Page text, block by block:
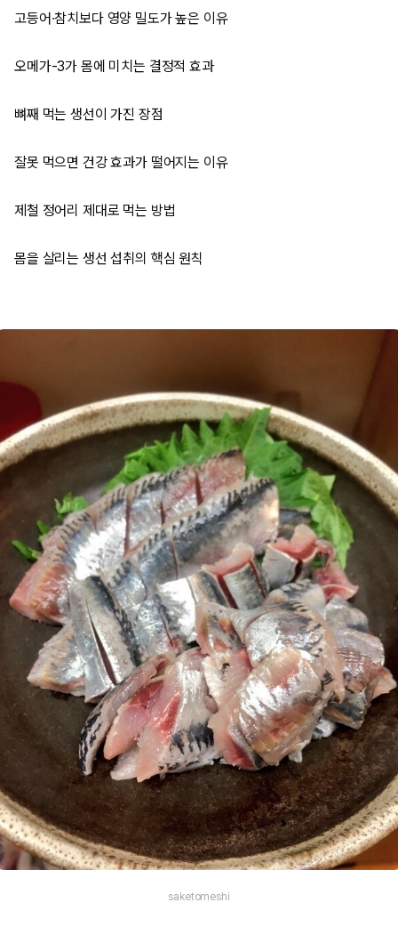
고등어·참치보다 영양 밀도가 높은 이유
오메가-3가 몸에 미치는 결정적 효과
뼈째 먹는 생선이 가진 장점
잘못 먹으면 건강 효과가 떨어지는 이유
제철 정어리 제대로 먹는 방법
몸을 살리는 생선 섭취의 핵심 원칙
saketomeshi